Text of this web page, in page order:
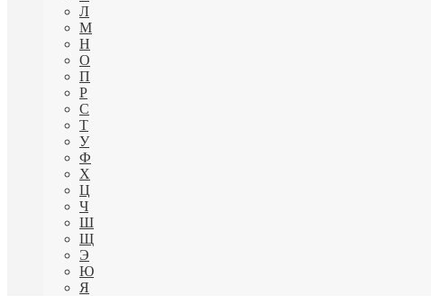
Л
М
Н
О
П
Р
С
Т
У
Ф
Х
Ц
Ч
Ш
Щ
Э
Ю
Я